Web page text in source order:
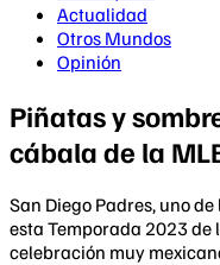
Actualidad
Otros Mundos
Opinión
Piñatas y
cábala de la
San Diego Padres, uno
esta Temporada 2023 de
celebración muy